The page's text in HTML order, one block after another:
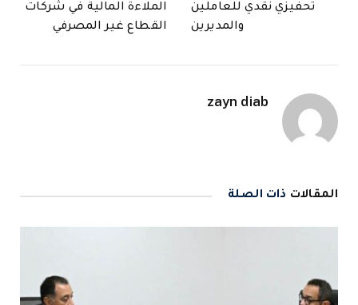
تحفيزي نقدي للعاملين
والمديرين
الملاءة المالية في شركات
القطاع غير المصرفي
zayn diab
المقالات ذات الصلة